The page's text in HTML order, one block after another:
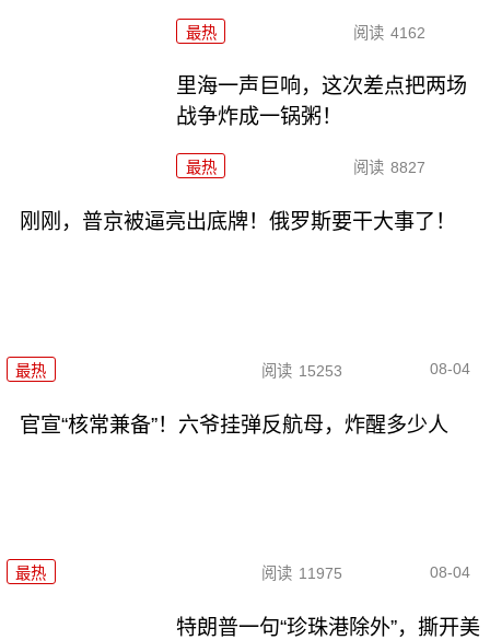
最热 阅读 4162
里海一声巨响，这次差点把两场
战争炸成一锅粥！
最热 阅读 8827
刚刚，普京被逼亮出底牌！俄罗斯要干大事了！
最热 阅读 15253 08-04
官宣“核常兼备”！六爷挂弹反航母，炸醒多少人
最热 阅读 11975 08-04
特朗普一句“珍珠港除外”，撕开美